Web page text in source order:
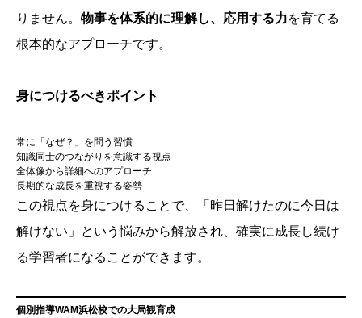
りません。 物事を体系的に理解し、応用する力を育てる
根本的なアプローチです。
身につけるべきポイント
常に「なぜ？」を問う習慣
知識同士のつながりを意識する視点
全体像から詳細へのアプローチ
長期的な成長を重視する姿勢
この視点を身につけることで、「昨日解けたのに今日は
解けない」という悩みから解放され、確実に成長し続け
る学習者になることができます。
個別指導WAM浜松校での大局観育成